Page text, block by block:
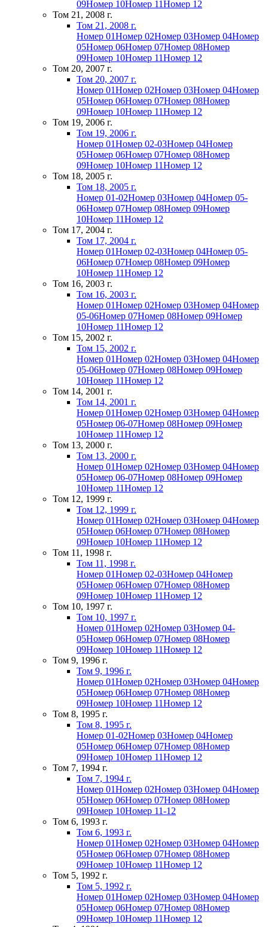
09Номер 10Номер 11Номер 12
Том 21, 2008 г.
Том 21, 2008 г.
Номер 01Номер 02Номер 03Номер 04Номер
05Номер 06Номер 07Номер 08Номер
09Номер 10Номер 11Номер 12
Том 20, 2007 г.
Том 20, 2007 г.
Номер 01Номер 02Номер 03Номер 04Номер
05Номер 06Номер 07Номер 08Номер
09Номер 10Номер 11Номер 12
Том 19, 2006 г.
Том 19, 2006 г.
Номер 01Номер 02-03Номер 04Номер
05Номер 06Номер 07Номер 08Номер
09Номер 10Номер 11Номер 12
Том 18, 2005 г.
Том 18, 2005 г.
Номер 01-02Номер 03Номер 04Номер 05-
06Номер 07Номер 08Номер 09Номер
10Номер 11Номер 12
Том 17, 2004 г.
Том 17, 2004 г.
Номер 01Номер 02-03Номер 04Номер 05-
06Номер 07Номер 08Номер 09Номер
10Номер 11Номер 12
Том 16, 2003 г.
Том 16, 2003 г.
Номер 01Номер 02Номер 03Номер 04Номер
05-06Номер 07Номер 08Номер 09Номер
10Номер 11Номер 12
Том 15, 2002 г.
Том 15, 2002 г.
Номер 01Номер 02Номер 03Номер 04Номер
05-06Номер 07Номер 08Номер 09Номер
10Номер 11Номер 12
Том 14, 2001 г.
Том 14, 2001 г.
Номер 01Номер 02Номер 03Номер 04Номер
05Номер 06-07Номер 08Номер 09Номер
10Номер 11Номер 12
Том 13, 2000 г.
Том 13, 2000 г.
Номер 01Номер 02Номер 03Номер 04Номер
05Номер 06-07Номер 08Номер 09Номер
10Номер 11Номер 12
Том 12, 1999 г.
Том 12, 1999 г.
Номер 01Номер 02Номер 03Номер 04Номер
05Номер 06Номер 07Номер 08Номер
09Номер 10Номер 11Номер 12
Том 11, 1998 г.
Том 11, 1998 г.
Номер 01Номер 02-03Номер 04Номер
05Номер 06Номер 07Номер 08Номер
09Номер 10Номер 11Номер 12
Том 10, 1997 г.
Том 10, 1997 г.
Номер 01Номер 02Номер 03Номер 04-
05Номер 06Номер 07Номер 08Номер
09Номер 10Номер 11Номер 12
Том 9, 1996 г.
Том 9, 1996 г.
Номер 01Номер 02Номер 03Номер 04Номер
05Номер 06Номер 07Номер 08Номер
09Номер 10Номер 11Номер 12
Том 8, 1995 г.
Том 8, 1995 г.
Номер 01-02Номер 03Номер 04Номер
05Номер 06Номер 07Номер 08Номер
09Номер 10Номер 11Номер 12
Том 7, 1994 г.
Том 7, 1994 г.
Номер 01Номер 02Номер 03Номер 04Номер
05Номер 06Номер 07Номер 08Номер
09Номер 10Номер 11-12
Том 6, 1993 г.
Том 6, 1993 г.
Номер 01Номер 02Номер 03Номер 04Номер
05Номер 06Номер 07Номер 08Номер
09Номер 10Номер 11Номер 12
Том 5, 1992 г.
Том 5, 1992 г.
Номер 01Номер 02Номер 03Номер 04Номер
05Номер 06Номер 07Номер 08Номер
09Номер 10Номер 11Номер 12